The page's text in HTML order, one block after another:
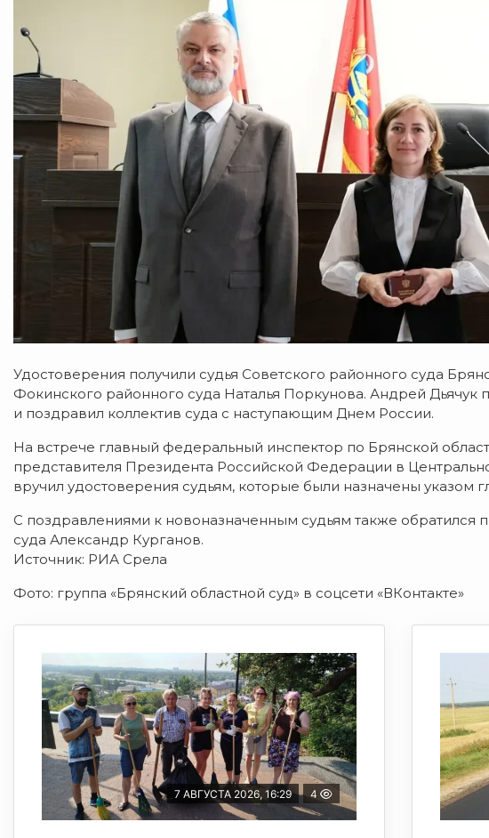
Удостоверения получили судья Советского районного суда
Фокинского районного суда Наталья Поркунова. Андрей
и поздравил коллектив суда с наступающим Днем России.
На встрече главный федеральный инспектор по Брянской
представителя Президента Российской Федерации в
вручил удостоверения судьям, которые были назначены указом
С поздравлениями к новоназначенным судьям также обратился
суда Александр Курганов.
Источник: РИА Срела
Фото: группа «Брянский областной суд» в соцсети «ВКонтакте»
7 АВГУСТА 2026, 16:29 4